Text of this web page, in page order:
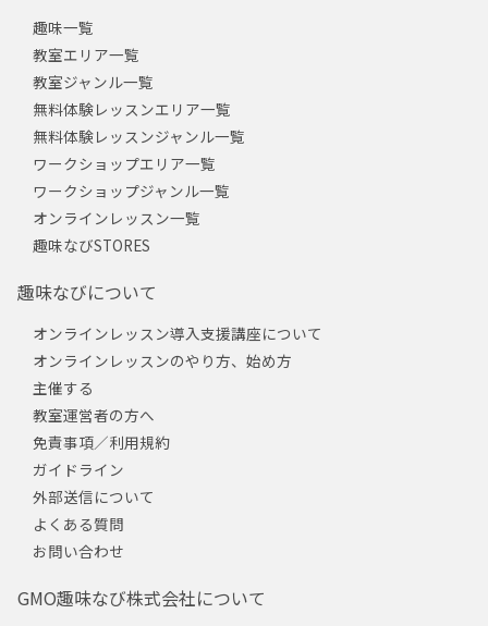
趣味一覧
教室エリア一覧
教室ジャンル一覧
無料体験レッスンエリア一覧
無料体験レッスンジャンル一覧
ワークショップエリア一覧
ワークショップジャンル一覧
オンラインレッスン一覧
趣味なびSTORES
趣味なびについて
オンラインレッスン導入支援講座について
オンラインレッスンのやり方、始め方
主催する
教室運営者の方へ
免責事項／利用規約
ガイドライン
外部送信について
よくある質問
お問い合わせ
GMO趣味なび株式会社について